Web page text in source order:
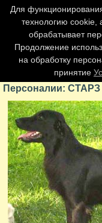
Главная страница
Обновления сайта
Контакты
Персоналии
Форум
Персоналии:
Для
технологию cookie,
обрабатывает
Продолжение
на обработку
принятие